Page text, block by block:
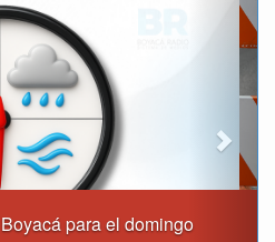
cierres viales en Tunja